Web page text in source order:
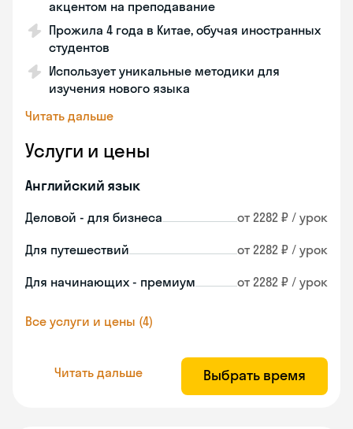
акцентом на преподавание
Прожила 4 года в Китае, обучая иностранных
студентов
Использует уникальные методики для
изучения нового языка
Читать дальше
Услуги и цены
Английский язык
Деловой - для бизнеса от 2282 ₽ / урок
Для путешествий от 2282 ₽ / урок
Для начинающих - премиум от 2282 ₽ / урок
Все услуги и цены (4)
Читать дальше Выбрать время